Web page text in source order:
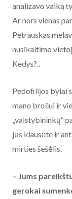
analizavo vaiką
Ar nors vienas
Petrauskas
nusikaltimo
Kedys?..
Pedofilijos bylai
mano broliui ir
„valstybininkų“
jūs klausėte ir
mirties šešėlis.
– Jums
gerokai